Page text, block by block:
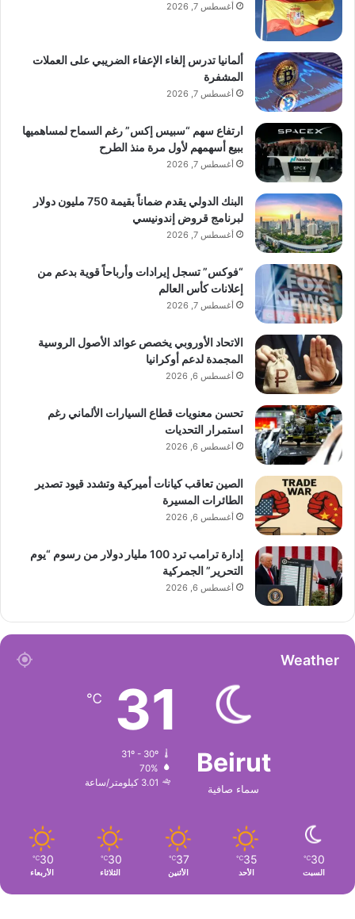
أغسطس 7, 2026
ألمانيا تدرس إلغاء الإعفاء الضريبي على العملات
المشفرة
أغسطس 7, 2026
ارتفاع سهم “سبيس إكس” رغم السماح لمساهميها
ببيع أسهمهم لأول مرة منذ الطرح
أغسطس 7, 2026
البنك الدولي يقدم ضماناً بقيمة 750 مليون دولار
لبرنامج قروض إندونيسي
أغسطس 7, 2026
“فوكس” تسجل إيرادات وأرباحاً قوية بدعم من
إعلانات كأس العالم
أغسطس 7, 2026
الاتحاد الأوروبي يخصص عوائد الأصول الروسية
المجمدة لدعم أوكرانيا
أغسطس 6, 2026
تحسن معنويات قطاع السيارات الألماني رغم
استمرار التحديات
أغسطس 6, 2026
الصين تعاقب كيانات أميركية وتشدد قيود تصدير
الطائرات المسيرة
أغسطس 6, 2026
إدارة ترامب ترد 100 مليار دولار من رسوم “يوم
التحرير” الجمركية
أغسطس 6, 2026
Weather
Beirut
سماء صافية
31
℃
31º - 30º
70%
3.01 كيلومتر/ساعة
30
℃
السبت
35
℃
الأحد
37
℃
الأثنين
30
℃
الثلاثاء
30
℃
الأربعاء